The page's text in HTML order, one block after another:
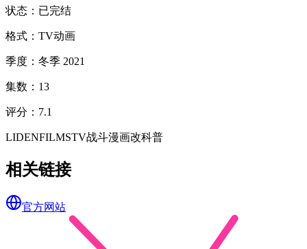
状态 ： 已完结
格式 ： TV动画
季度 ： 冬季 2021
集数 ： 13
评分 ： 7.1
LIDENFILMSTV战斗漫画改科普
相关链接
官方网站